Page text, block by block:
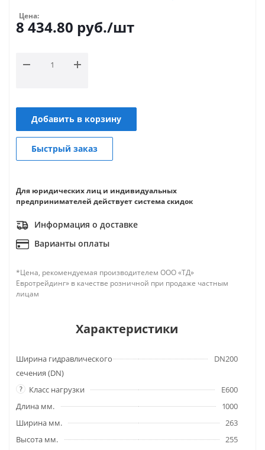
Цена:
8 434.80 руб./шт
Добавить в корзину
Быстрый заказ
Для юридических лиц и индивидуальных
предпринимателей действует система скидок
Информация о доставке
Варианты оплаты
*Цена, рекомендуемая производителем ООО «ТД»
Евротрейдинг» в качестве розничной при продаже частным
лицам
Характеристики
Ширина гидравлического
сечения (DN)
DN200
? Класс нагрузки
E600
Длина мм.
1000
Ширина мм.
263
Высота мм.
255